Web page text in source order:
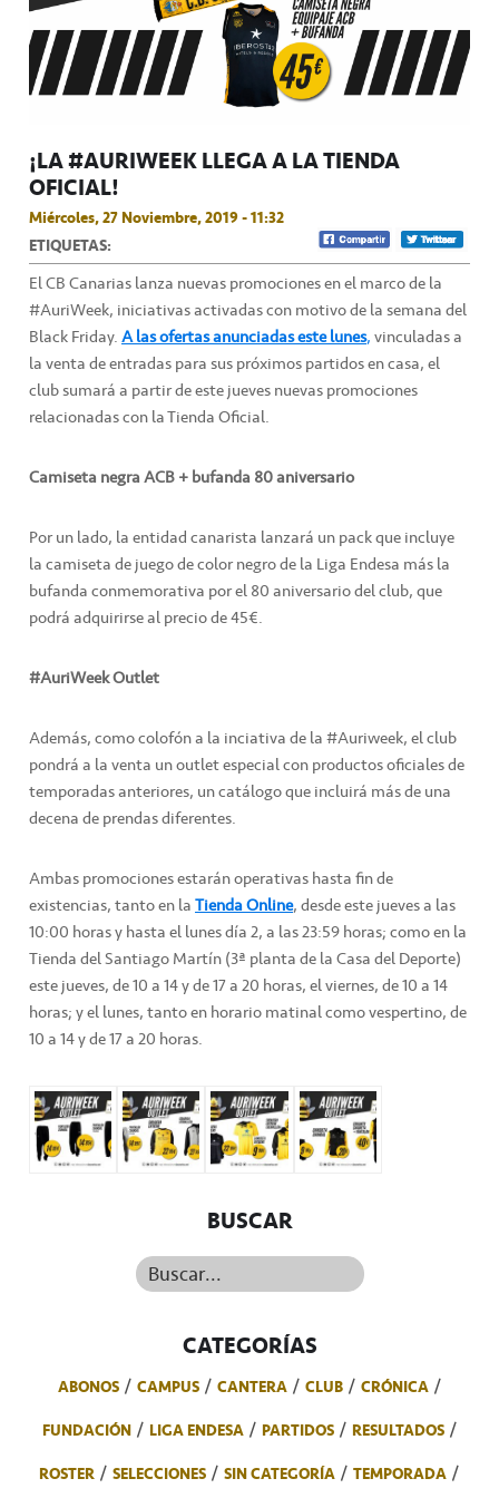
¡LA #AURIWEEK LLEGA A LA TIENDA
OFICIAL!
Miércoles, 27 Noviembre, 2019 - 11:32
ETIQUETAS:
El CB Canarias lanza nuevas promociones en el marco de la
#AuriWeek, iniciativas activadas con motivo de la semana del
Black Friday.A las ofertas anunciadas este lunes,vinculadas a
la venta de entradas para sus próximos partidos en casa, el
club sumará a partir de este jueves nuevas promociones
relacionadas con la Tienda Oficial.
Camiseta negra ACB + bufanda 80 aniversario
Por un lado, la entidad canarista lanzará un pack que incluye
la camiseta de juego de color negro de la Liga Endesa más la
bufanda conmemorativa por el 80 aniversario del club, que
podrá adquirirse al precio de 45€.
#AuriWeek Outlet
Además, como colofón a la inciativa de la #Auriweek, el club
pondrá a la venta un outlet especial con productos oficiales de
temporadas anteriores, un catálogo que incluirá más de una
decena de prendas diferentes.
Ambas promociones estarán operativas hasta fin de
existencias, tanto en laTienda Online, desde este jueves a las
10:00 horas y hasta el lunes día 2, a las 23:59 horas; como en la
Tienda del Santiago Martín (3ª planta de la Casa del Deporte)
este jueves, de 10 a 14 y de 17 a 20 horas, el viernes, de 10 a 14
horas; y el lunes, tanto en horario matinal como vespertino, de
10 a 14 y de 17 a 20 horas.
BUSCAR
Buscar...
CATEGORÍAS
ABONOS CAMPUS CANTERA CLUB
CRÓNICA
FUNDACIÓN
LIGA ENDESA PARTIDOS
RESULTADOS
ROSTER
SELECCIONES SIN CATEGORÍA TEMPORADA